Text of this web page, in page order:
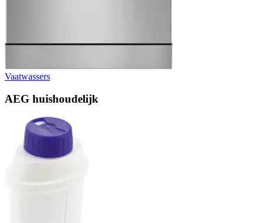
Vaatwassers
AEG huishoudelijk